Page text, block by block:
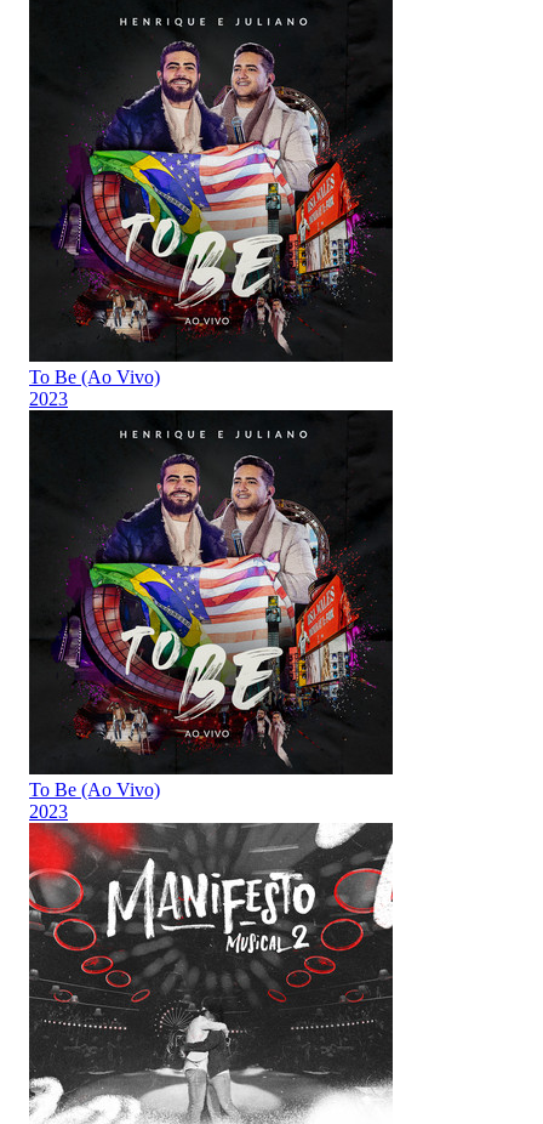
To Be (Ao Vivo)
2023
To Be (Ao Vivo)
2023